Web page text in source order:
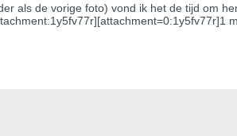
als de vorige foto) vond ik het de tijd om